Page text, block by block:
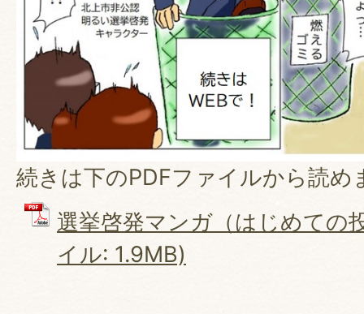
続きは下のPDFファイルから読め
選挙啓発マンガ（はじめての
イル: 1.9MB)